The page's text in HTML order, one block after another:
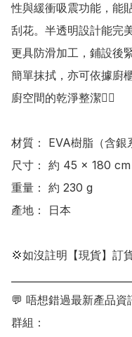
性與緩衝吸震功能，能
刮花。半透明設計能完
更具防滑加工，鋪設後
簡單抹拭，亦可依據廚
廚空間的乾淨整潔👍🏻
材質： EVA樹脂（含銀
尺寸： 約 45 × 180 cm
重量： 約 230 g
產地： 日本
💢如沒註明【現貨】訂
💬 唔想錯過最新產品
群組：